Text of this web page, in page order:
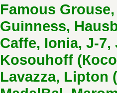
Famous
Guinness,
Caffe, Ionia, J-
Kosouhoff
Lavazza, Lipton